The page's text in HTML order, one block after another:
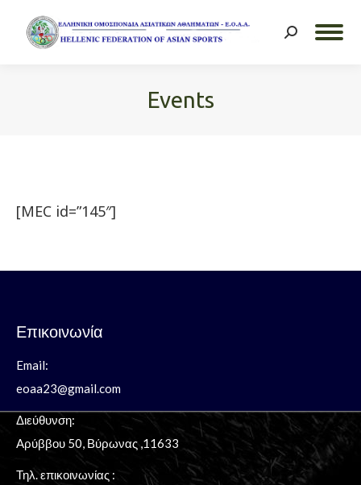
Search:
Events
[MEC id=”145″]
Επικοινωνία
Email:
eoaa23@gmail.com
Διεύθυνση:
Aρύββου 50, Βύρωνας ,11633
Τηλ. επικοινωνίας :